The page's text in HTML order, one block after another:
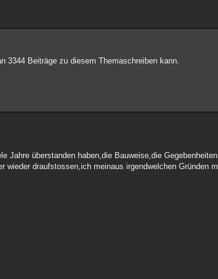
3344 Beiträge zu diesem Themaschreiben kann.
Jahre überstanden haben,die Bauweise,die
wieder draufstossen,ich meinaus irgendwelchen Gründen